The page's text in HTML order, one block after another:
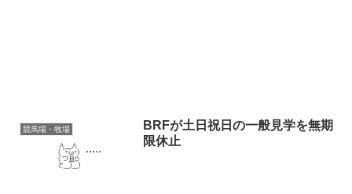
競馬場・牧場
BRFが土日祝日の一般見学を無期
限休止